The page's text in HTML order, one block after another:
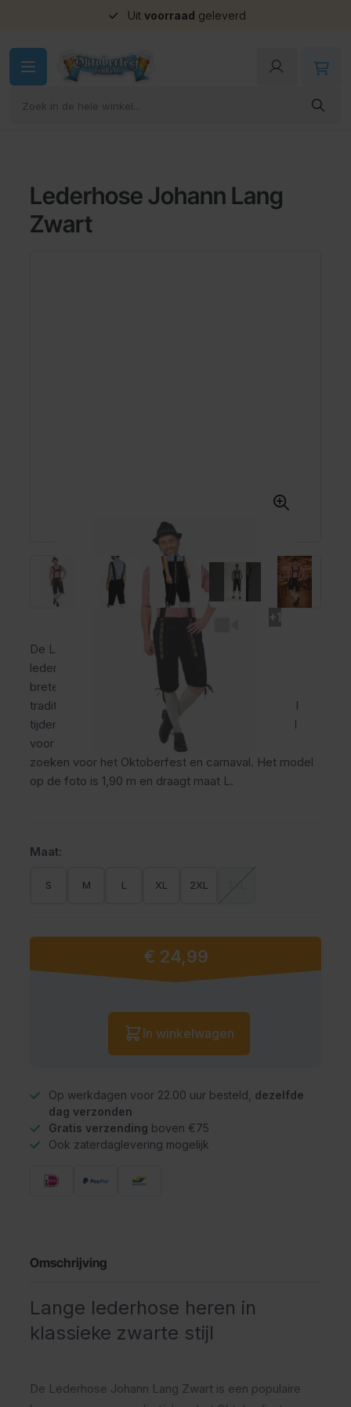
Uit voorraad geleverd
Lederhose Johann Lang
Zwart
De Lederhose Johann Lang Zwart is een lange
lederhose voor heren van polyester met vaste
bretels, gulp en praktische broekzakken. Deze
traditionele oktoberfest broek draagt comfortabel
tijdens lange feestdagen en themafeesten. Ideaal
voor mannen die een verzorgde Tiroler uitstraling
zoeken voor het Oktoberfest en carnaval. Het model
op de foto is 1,90 m en draagt maat L.
Maat:
S M L XL 2XL 3XL
Vanaf:
€ 24,99
Aantal
In winkelwagen
Op werkdagen voor 22.00 uur besteld, dezelfde
dag verzonden
Gratis verzending boven €75
Ook zaterdaglevering mogelijk
Omschrijving
Lange lederhose heren in
klassieke zwarte stijl
De Lederhose Johann Lang Zwart is een populaire